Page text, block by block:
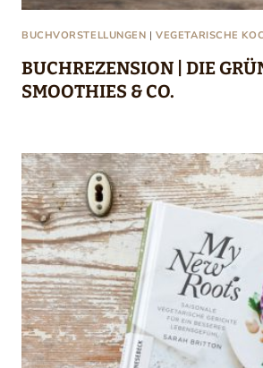
BUCHVORSTELLUNGEN |VEGETARISCHE
BUCHREZENSION | DIE
SMOOTHIES & CO.